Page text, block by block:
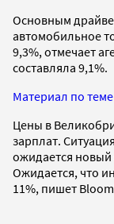
Основным
автомобильное
9,3%, отмечает
составляла 9,1%.
Материал по теме
Цены в
зарплат.
ожидается новый
Ожидается, что
11%, пишет